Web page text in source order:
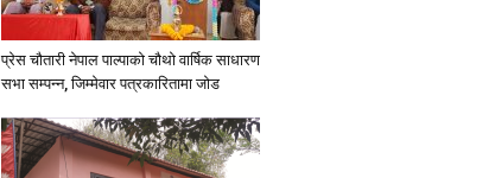
प्रेस चौतारी नेपाल पाल्पाको चौथो वार्षिक साधारण
सभा सम्पन्न, जिम्मेवार पत्रकारितामा जोड